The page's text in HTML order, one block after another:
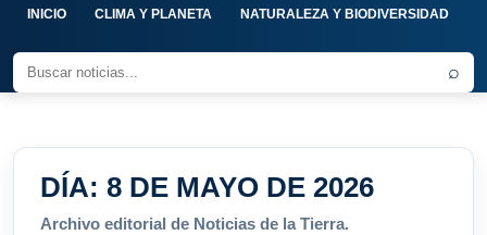
INICIO CLIMA Y PLANETA NATURALEZA Y BIODIVERSIDAD
⌕
DÍA: 8 DE MAYO DE 2026
Archivo editorial de Noticias de la Tierra.